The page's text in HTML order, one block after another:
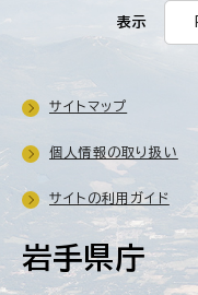
表示
岩手県庁
サイトマップ
個人情報の取り扱い
サイトの利用ガイド